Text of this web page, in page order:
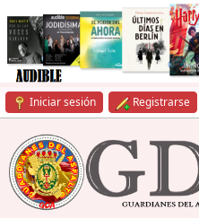
Iniciar sesión Registrarse